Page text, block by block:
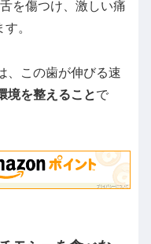
を傷つけ、激しい痛
。
、この歯が伸びる速
境を整えることで